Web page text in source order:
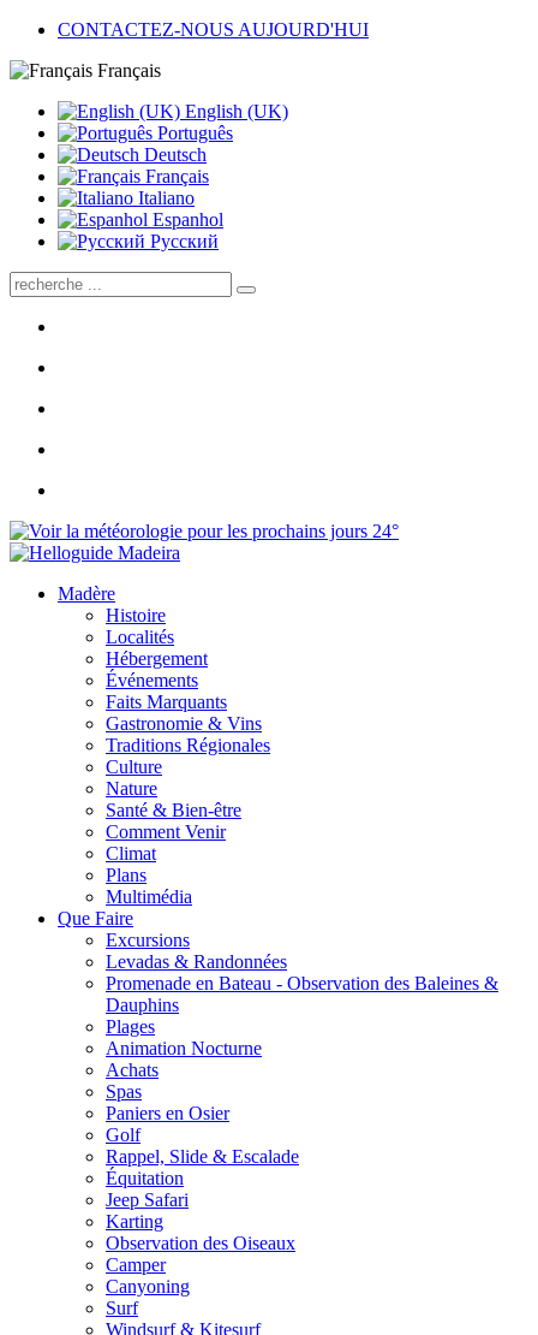
CONTACTEZ-NOUS AUJOURD'HUI
Français
English (UK)
Português
Deutsch
Français
Italiano
Espanhol
Pусский
24°
Madère
Histoire
Localités
Hébergement
Événements
Faits Marquants
Gastronomie & Vins
Traditions Régionales
Culture
Nature
Santé & Bien-être
Comment Venir
Climat
Plans
Multimédia
Que Faire
Excursions
Levadas & Randonnées
Promenade en Bateau - Observation des Baleines &
Dauphins
Plages
Animation Nocturne
Achats
Spas
Paniers en Osier
Golf
Rappel, Slide & Escalade
Équitation
Jeep Safari
Karting
Observation des Oiseaux
Camper
Canyoning
Surf
Windsurf & Kitesurf